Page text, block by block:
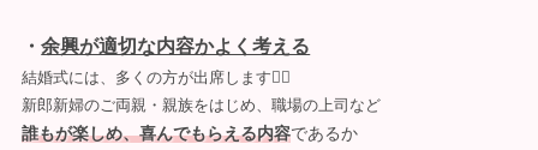
・余興が適切な内容かよく考える
結婚式には、多くの方が出席します🙋‍♀️
新郎新婦のご両親・親族をはじめ、職場の上司など
誰もが楽しめ、喜んでもらえる内容であるか